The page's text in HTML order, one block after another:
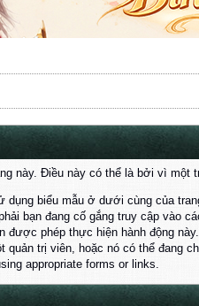
này. Điều này có thể là bởi vì một
biểu mẫu ở dưới cùng của
bạn đang cố gắng truy cập vào
được phép thực hiện hành động này.
quản trị viên, hoặc nó có thể đang
appropriate forms or links.